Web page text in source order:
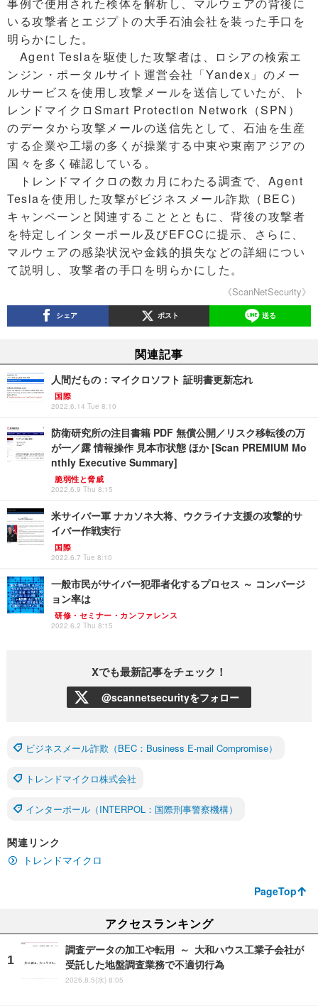
いる攻撃者とエジプトの大手石油会社を装った手口を
明らかにした。
Agent Teslaを駆使した攻撃者は、ロシアの検索エ
ンジン・ポータルサイト運営会社「Yandex」のメー
ルサービスを使用し攻撃メールを送信していたが、ト
レンドマイクロSmart Protection Network（SPN）
のデータから攻撃メールの送信先として、石油を生産
する企業や工場の多くが操業する中東や東南アジアの
国々を多く確認している。
トレンドマイクロの数カ月にわたる調査で、Agent
Teslaを使用した攻撃がビジネスメール詐欺（BEC）
キャンペーンと関連することとともに、背後の攻撃者
を特定しインターポール及びEFCCに提示、さらに、
マルウェアの感染状況や金銭的損失などの詳細につい
て説明し、攻撃者の手口を明らかにした。
《ScanNetSecurity》
シェア ポスト 送る
関連記事
人間だもの：マイクロソフト 証明書更新忘れ
国際
2022.6.14 Tue 8:10
防衛研究所の注目書籍 PDF 無償公開／リスク移転後の万
が一／露 情報操作 見本市状態 ほか [Scan PREMIUM Mo
nthly Executive Summary]
脆弱性と脅威
2022.6.9 Thu 8:15
米サイバー軍 ナカソネ大将、ウクライナ支援の攻撃的サ
イバー作戦実行
国際
2022.6.7 Tue 8:10
一般市民がサイバー犯罪者化するプロセス ～ コンバージ
ョン率は
研修・セミナー・カンファレンス
2022.6.2 Thu 8:15
Xでも最新記事をチェック！
@scannetsecurityをフォロー
ビジネスメール詐欺（BEC：Business E-mail Compromise）
トレンドマイクロ株式会社
インターポール（INTERPOL：国際刑事警察機構）
関連リンク
トレンドマイクロ
PageTop
アクセスランキング
調査データの加工や転用 ～ 大和ハウス工業子会社が
受託した地盤調査業務で不適切行為
2026.8.5(水) 8:05